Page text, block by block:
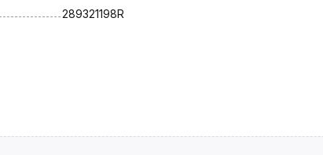
289321198R